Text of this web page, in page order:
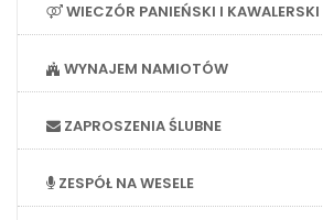
WIECZÓR PANIEŃSKI I KAWALERSKI
WYNAJEM NAMIOTÓW
ZAPROSZENIA ŚLUBNE
ZESPÓŁ NA WESELE